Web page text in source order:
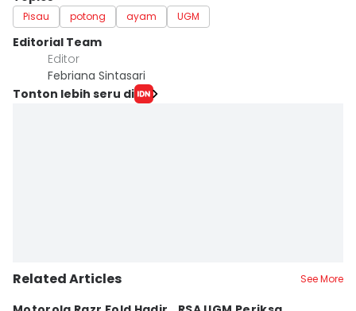
Pisau potong ayam UGM
Editorial Team
Editor
Febriana Sintasari
Tonton lebih seru di
Related Articles See More